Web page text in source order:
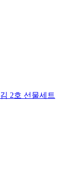
2호 선물세트